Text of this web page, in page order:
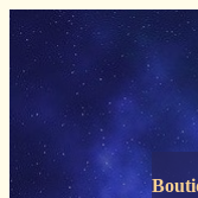
Panneau de gestion des